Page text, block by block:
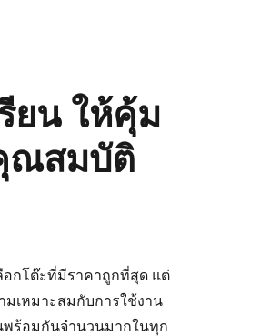
ยน ให้คุ้ม
ณสมบัติ
อกโต๊ะที่มีราคาถูกที่สุด แต่
เหมาะสมกับการใช้งาน
พร้อมกันจำนวนมากในทุก